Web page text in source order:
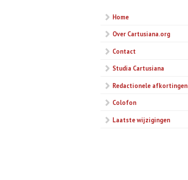
Home
Over Cartusiana.org
Contact
Studia Cartusiana
Redactionele afkortingen
Colofon
Laatste wijzigingen